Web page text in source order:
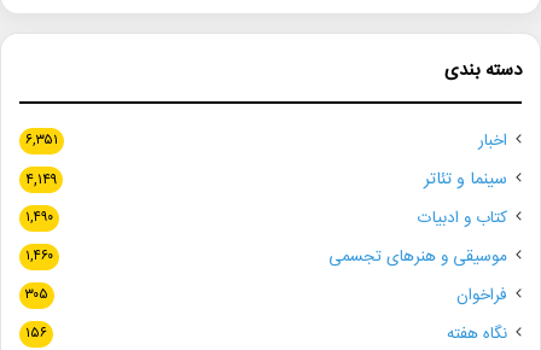
دسته بندی
اخبار ۶,۳۵۱
سینما و تئاتر ۴,۱۴۹
کتاب و ادبیات ۱,۴۹۰
موسیقی و هنرهای تجسمی ۱,۴۶۰
فراخوان ۳۰۵
نگاه هفته ۱۵۶